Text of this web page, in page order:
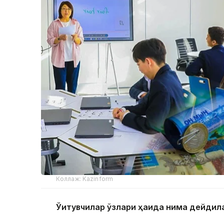
Коллаж: Kazinform
Ўқитувчилар ўзлари ҳақида нима